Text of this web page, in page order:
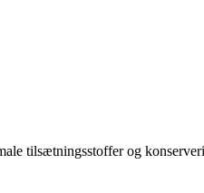
tilsætningsstoffer og